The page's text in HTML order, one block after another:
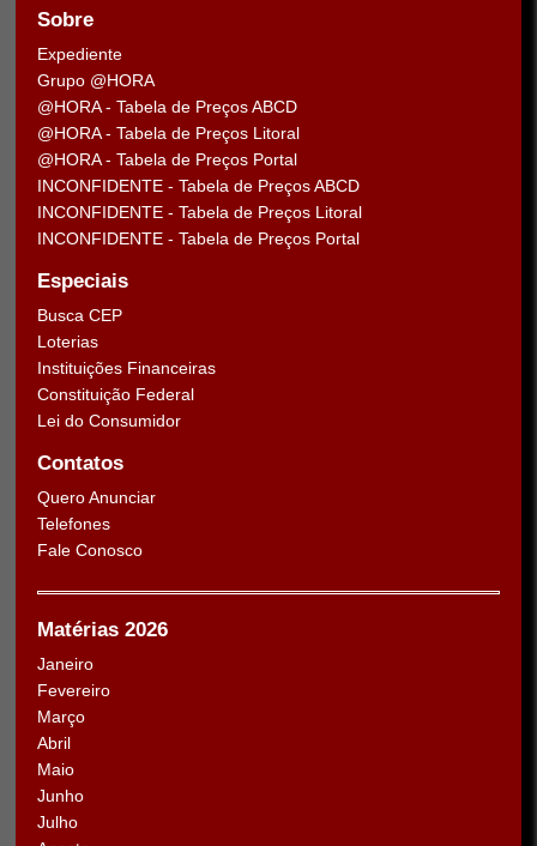
Sobre
Expediente
Grupo @HORA
@HORA - Tabela de Preços ABCD
@HORA - Tabela de Preços Litoral
@HORA - Tabela de Preços Portal
INCONFIDENTE - Tabela de Preços ABCD
INCONFIDENTE - Tabela de Preços Litoral
INCONFIDENTE - Tabela de Preços Portal
Especiais
Busca CEP
Loterias
Instituições Financeiras
Constituição Federal
Lei do Consumidor
Contatos
Quero Anunciar
Telefones
Fale Conosco
Matérias 2026
Janeiro
Fevereiro
Março
Abril
Maio
Junho
Julho